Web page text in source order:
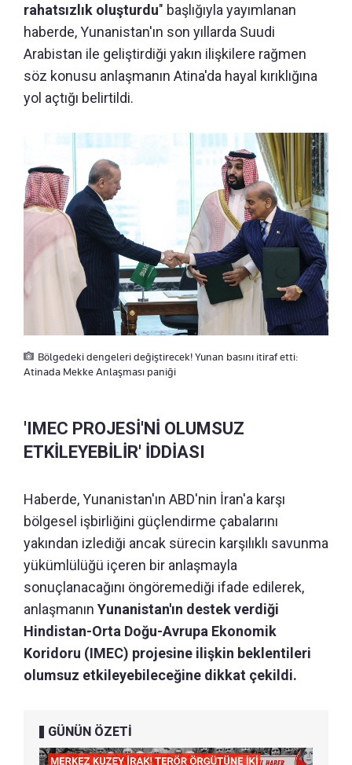
rahatsızlık oluşturdu" başlığıyla yayımlanan
haberde, Yunanistan'ın son yıllarda Suudi
Arabistan ile geliştirdiği yakın ilişkilere rağmen
söz konusu anlaşmanın Atina'da hayal kırıklığına
yol açtığı belirtildi.
Bölgedeki dengeleri değiştirecek! Yunan basını itiraf etti:
Atinada Mekke Anlaşması paniği
'IMEC PROJESİ'Nİ OLUMSUZ
ETKİLEYEBİLİR' İDDİASI
Haberde, Yunanistan'ın ABD'nin İran'a karşı
bölgesel işbirliğini güçlendirme çabalarını
yakından izlediği ancak sürecin karşılıklı savunma
yükümlülüğü içeren bir anlaşmayla
sonuçlanacağını öngöremediği ifade edilerek,
anlaşmanın Yunanistan'ın destek verdiği
Hindistan-Orta Doğu-Avrupa Ekonomik
Koridoru (IMEC) projesine ilişkin beklentileri
olumsuz etkileyebileceğine dikkat çekildi.
GÜNÜN ÖZETİ